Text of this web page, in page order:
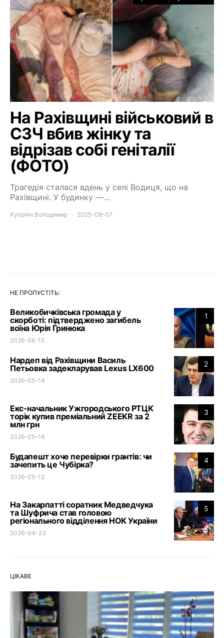
На Рахівщині військовий в
СЗЧ вбив жінку та
відрізав собі геніталії
(ФОТО)
Трагедія сталася вдень у селі Водиця, що на
Рахівщині. У будинку —…
Купріян Володимир 2025-08-07
НЕ ПРОПУСТІТЬ:
1
Великобичківська громада у
скорботі: підтверджено загибель
воїна Юрія Гринюка
2026-06-15
2
Нардеп від Рахівщини Василь
Петьовка задекларував Lexus LX600
2026-05-14
3
Екс-начальник Ужгородського РТЦК
торік купив преміальний ZEEKR за 2
млн грн
2026-05-14
4
Будапешт хоче перевірки грантів: чи
зачепить це Чубірка?
2026-05-12
5
На Закарпатті соратник Медведчука
та Шуфрича став головою
регіонального відділення НОК України
2026-04-23
ЦІКАВЕ